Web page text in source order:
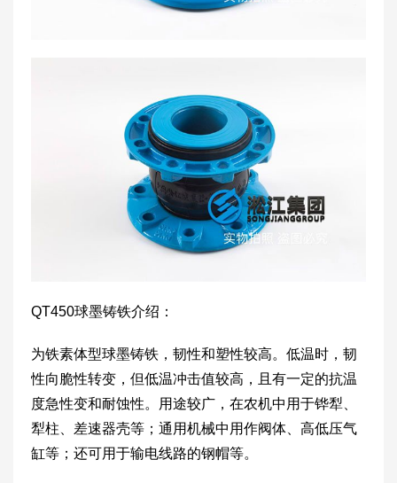
QT450球墨铸铁介绍：
为铁素体型球墨铸铁，韧性和塑性较高。低温时，韧
性向脆性转变，但低温冲击值较高，且有一定的抗温
度急性变和耐蚀性。用途较广，在农机中用于铧犁、
犁柱、差速器壳等；通用机械中用作阀体、高低压气
缸等；还可用于输电线路的钢帽等。